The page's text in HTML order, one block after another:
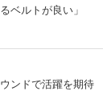
ベルトが良い」
ンドで活躍を期待